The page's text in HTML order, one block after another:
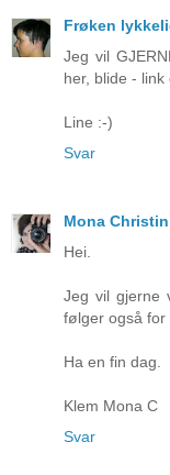
Frøken
Jeg vil
her, blide -
Line :-)
Svar
Mona Christin
Hei.
Jeg vil gjerne
følger også for
Ha en fin dag.
Klem Mona C
Svar